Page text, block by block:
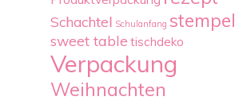
Schachtel Schulanfang stempel
sweet table tischdeko
Verpackung
Weihnachten